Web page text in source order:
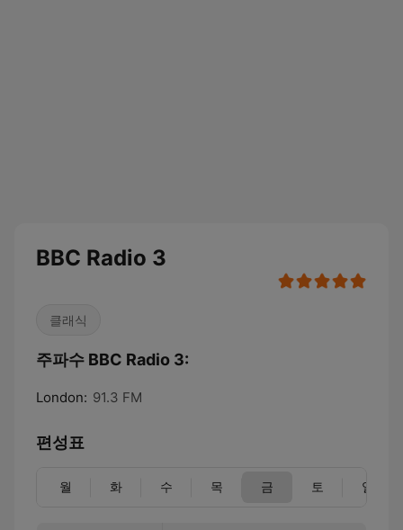
BBC Radio 3
클래식
주파수 BBC Radio 3:
London: 91.3 FM
편성표
월 화 수 목 금 토 일